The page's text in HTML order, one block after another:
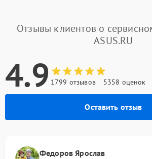
Отзывы клиентов о
ASUS.RU
4.9 1799 отзывов 5358 оценок
Оставить отзыв
Федоров Ярослав